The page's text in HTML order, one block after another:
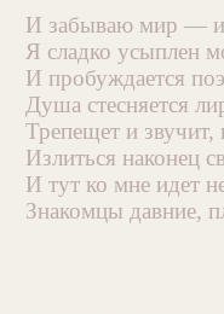
И забываю мир — и
Я сладко усыплен
И пробуждается
Душа стесняется
Трепещет и звучит,
Излиться наконец
И тут ко мне идет
Знакомцы давние,